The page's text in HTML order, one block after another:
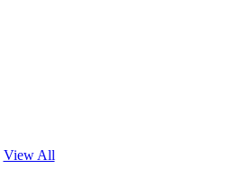
View All